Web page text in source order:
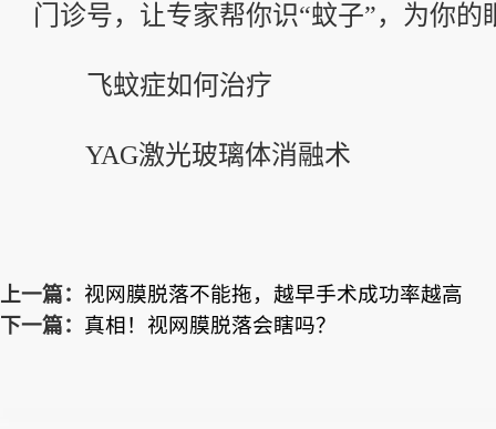
门诊号，让专家帮你识“蚊子”，为你的
飞蚊症如何治疗
YAG激光玻璃体消融术
上一篇： 视网膜脱落不能拖，越早手术成功率越高
下一篇： 真相！视网膜脱落会瞎吗？